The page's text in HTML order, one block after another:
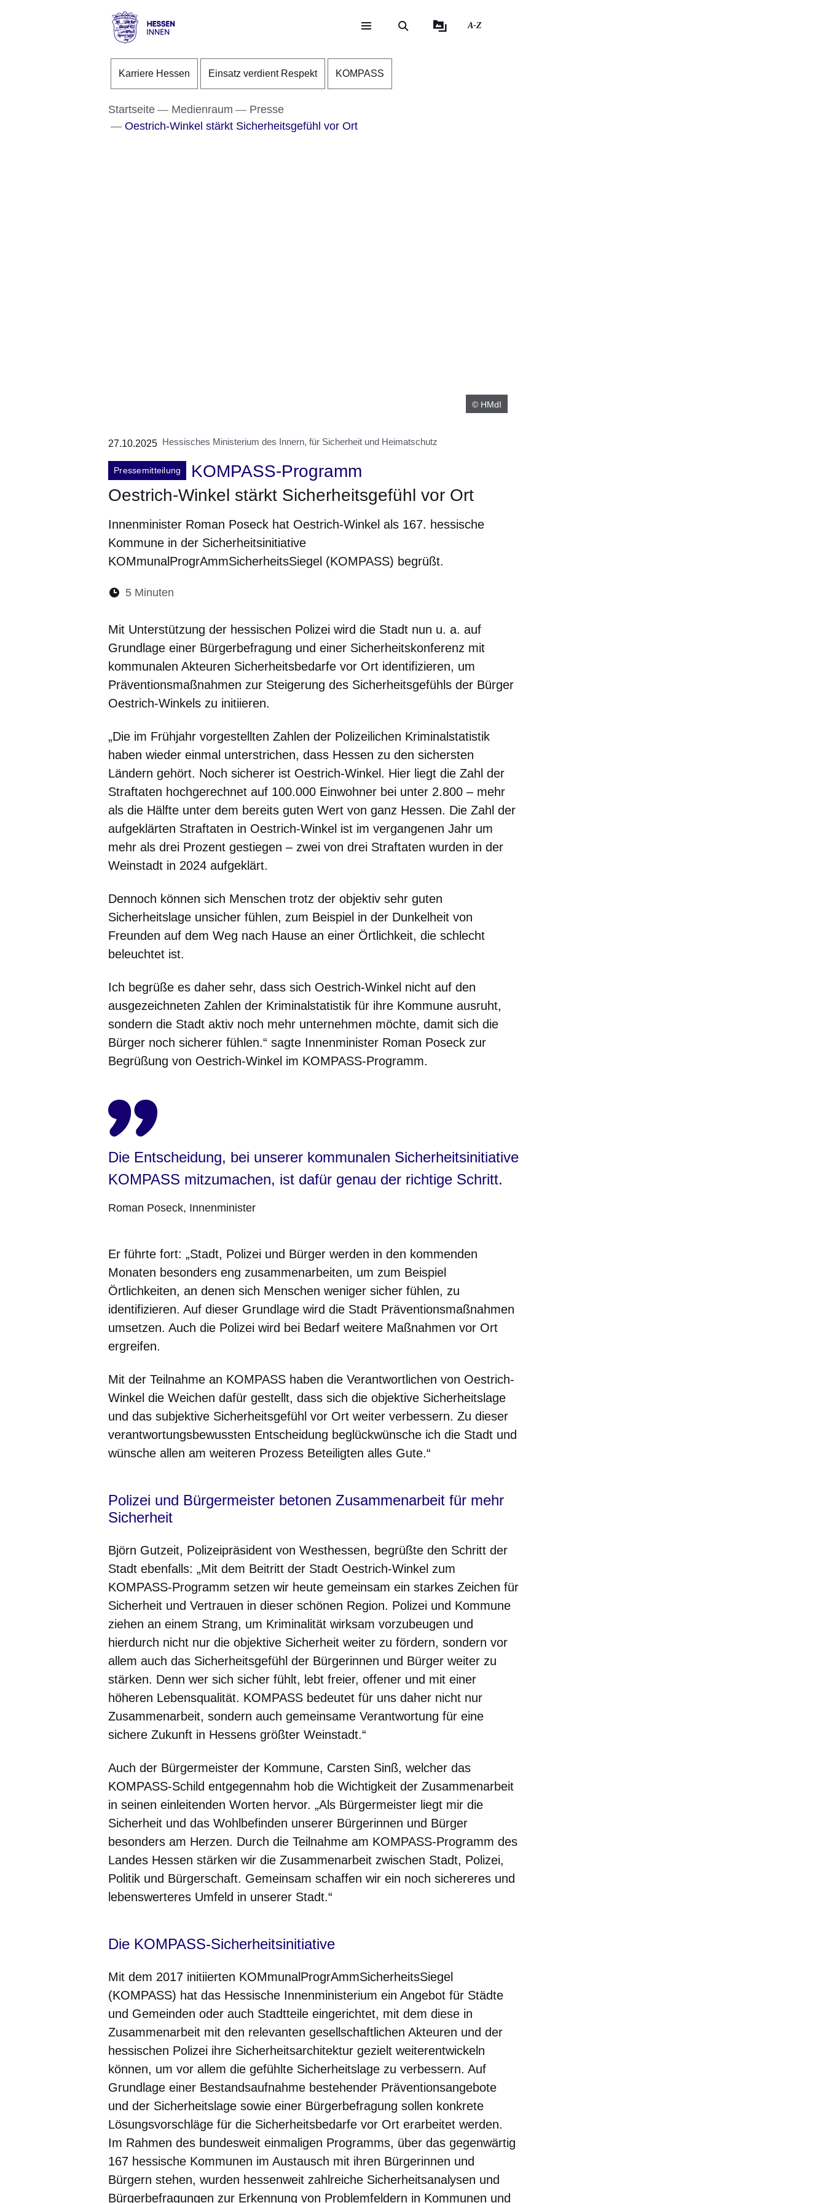
Direkt zum Kopf der Seite
Direkt zum Inhalt
Direkt zum Fuß der Seite
Innen
A-Z
Karriere Hessen Einsatz verdient Respekt KOMPASS
Startseite Medienraum
Presse
Oestrich-Winkel stärkt Sicherheitsgefühl vor Ort
© HMdI
27.10.2025 Hessisches Ministerium des Innern, für Sicherheit und Heimatschutz
Pressemitteilung
KOMPASS-Programm
Oestrich-Winkel stärkt Sicherheitsgefühl vor Ort
Innenminister Roman Poseck hat Oestrich-Winkel als 167. hessische
Kommune in der Sicherheitsinitiative
KOMmunalProgrAmmSicherheitsSiegel (KOMPASS) begrüßt.
Lesedauer:
5 Minuten
Mit Unterstützung der hessischen Polizei wird die Stadt nun u. a. auf
Grundlage einer Bürgerbefragung und einer Sicherheitskonferenz mit
kommunalen Akteuren Sicherheitsbedarfe vor Ort identifizieren, um
Präventionsmaßnahmen zur Steigerung des Sicherheitsgefühls der Bürger
Oestrich-Winkels zu initiieren.
„Die im Frühjahr vorgestellten Zahlen der Polizeilichen Kriminalstatistik
haben wieder einmal unterstrichen, dass Hessen zu den sichersten
Ländern gehört. Noch sicherer ist Oestrich-Winkel. Hier liegt die Zahl der
Straftaten hochgerechnet auf 100.000 Einwohner bei unter 2.800 – mehr
als die Hälfte unter dem bereits guten Wert von ganz Hessen. Die Zahl der
aufgeklärten Straftaten in Oestrich-Winkel ist im vergangenen Jahr um
mehr als drei Prozent gestiegen – zwei von drei Straftaten wurden in der
Weinstadt in 2024 aufgeklärt.
Dennoch können sich Menschen trotz der objektiv sehr guten
Sicherheitslage unsicher fühlen, zum Beispiel in der Dunkelheit von
Freunden auf dem Weg nach Hause an einer Örtlichkeit, die schlecht
beleuchtet ist.
Ich begrüße es daher sehr, dass sich Oestrich-Winkel nicht auf den
ausgezeichneten Zahlen der Kriminalstatistik für ihre Kommune ausruht,
sondern die Stadt aktiv noch mehr unternehmen möchte, damit sich die
Bürger noch sicherer fühlen.“ sagte Innenminister Roman Poseck zur
Begrüßung von Oestrich-Winkel im KOMPASS-Programm.
Die Entscheidung, bei unserer kommunalen Sicherheitsinitiative
KOMPASS mitzumachen, ist dafür genau der richtige Schritt.
Roman Poseck Innenminister
Er führte fort: „Stadt, Polizei und Bürger werden in den kommenden
Monaten besonders eng zusammenarbeiten, um zum Beispiel
Örtlichkeiten, an denen sich Menschen weniger sicher fühlen, zu
identifizieren. Auf dieser Grundlage wird die Stadt Präventionsmaßnahmen
umsetzen. Auch die Polizei wird bei Bedarf weitere Maßnahmen vor Ort
ergreifen.
Mit der Teilnahme an KOMPASS haben die Verantwortlichen von Oestrich-
Winkel die Weichen dafür gestellt, dass sich die objektive Sicherheitslage
und das subjektive Sicherheitsgefühl vor Ort weiter verbessern. Zu dieser
verantwortungsbewussten Entscheidung beglückwünsche ich die Stadt und
wünsche allen am weiteren Prozess Beteiligten alles Gute.“
Polizei und Bürgermeister betonen Zusammenarbeit für mehr
Sicherheit
Björn Gutzeit, Polizeipräsident von Westhessen, begrüßte den Schritt der
Stadt ebenfalls: „Mit dem Beitritt der Stadt Oestrich-Winkel zum
KOMPASS-Programm setzen wir heute gemeinsam ein starkes Zeichen für
Sicherheit und Vertrauen in dieser schönen Region. Polizei und Kommune
ziehen an einem Strang, um Kriminalität wirksam vorzubeugen und
hierdurch nicht nur die objektive Sicherheit weiter zu fördern, sondern vor
allem auch das Sicherheitsgefühl der Bürgerinnen und Bürger weiter zu
stärken. Denn wer sich sicher fühlt, lebt freier, offener und mit einer
höheren Lebensqualität. KOMPASS bedeutet für uns daher nicht nur
Zusammenarbeit, sondern auch gemeinsame Verantwortung für eine
sichere Zukunft in Hessens größter Weinstadt.“
Auch der Bürgermeister der Kommune, Carsten Sinß, welcher das
KOMPASS-Schild entgegennahm hob die Wichtigkeit der Zusammenarbeit
in seinen einleitenden Worten hervor. „Als Bürgermeister liegt mir die
Sicherheit und das Wohlbefinden unserer Bürgerinnen und Bürger
besonders am Herzen. Durch die Teilnahme am KOMPASS-Programm des
Landes Hessen stärken wir die Zusammenarbeit zwischen Stadt, Polizei,
Politik und Bürgerschaft. Gemeinsam schaffen wir ein noch sichereres und
lebenswerteres Umfeld in unserer Stadt.“
Die KOMPASS-Sicherheitsinitiative
Mit dem 2017 initiierten KOMmunalProgrAmmSicherheitsSiegel
(KOMPASS) hat das Hessische Innenministerium ein Angebot für Städte
und Gemeinden oder auch Stadtteile eingerichtet, mit dem diese in
Zusammenarbeit mit den relevanten gesellschaftlichen Akteuren und der
hessischen Polizei ihre Sicherheitsarchitektur gezielt weiterentwickeln
können, um vor allem die gefühlte Sicherheitslage zu verbessern. Auf
Grundlage einer Bestandsaufnahme bestehender Präventionsangebote
und der Sicherheitslage sowie einer Bürgerbefragung sollen konkrete
Lösungsvorschläge für die Sicherheitsbedarfe vor Ort erarbeitet werden.
Im Rahmen des bundesweit einmaligen Programms, über das gegenwärtig
167 hessische Kommunen im Austausch mit ihren Bürgerinnen und
Bürgern stehen, wurden hessenweit zahlreiche Sicherheitsanalysen und
Bürgerbefragungen zur Erkennung von Problemfeldern in Kommunen und